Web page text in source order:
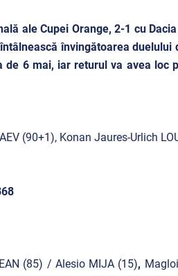
ale Cupei Orange, 2-1 cu
învingătoarea duelului
6 mai, iar returul va avea loc
(90+1), Konan Jaures-Urlich
(85) / Alesio MIJA (15),